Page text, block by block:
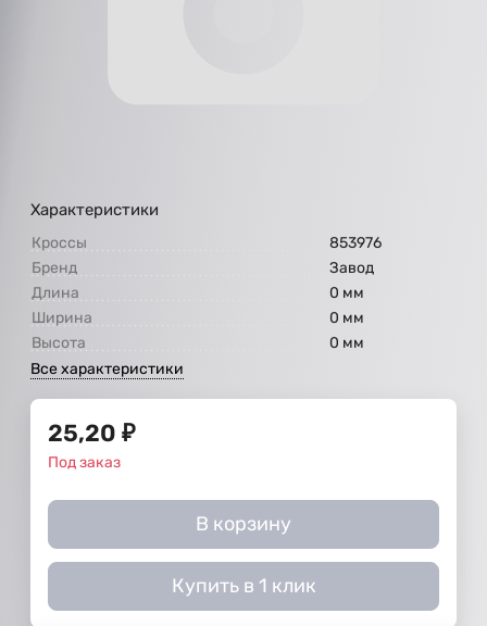
Характеристики
Кроссы
853976
Бренд
Завод
Длина
0 мм
Ширина
0 мм
Высота
0 мм
Все характеристики
25,20 ₽
Под заказ
В корзину
Купить в 1 клик